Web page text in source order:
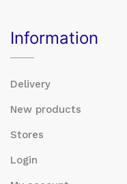
Information
Delivery
New products
Stores
Login